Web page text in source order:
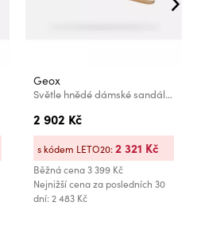
Geox
Světle hnědé dámské sandály Geox New Eraklia 80 T01
2 902 Kč
Běžná cena3 399 Kč
Nejnižší cena za posledních 30
dní: 2 483 Kč
s kódem LETO20:2 321 Kč